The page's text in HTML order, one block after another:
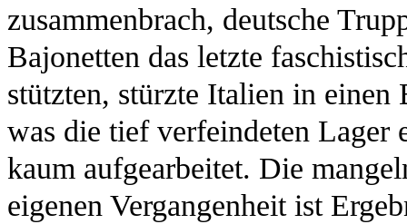
zusammenbrach, deutsche
Bajonetten das letzte
stützten, stürzte Italien in einen
was die tief verfeindeten Lager
kaum aufgearbeitet. Die
eigenen Vergangenheit ist